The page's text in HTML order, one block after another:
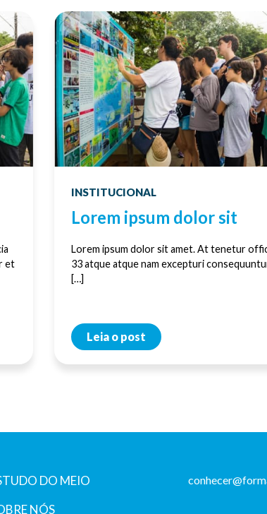
et
INSTITUCIONAL
Lorem ipsum dolor sit
Lorem ipsum dolor sit amet. At tenetur
33 atque atque nam excepturi
[…]
Leia o post
DO MEIO
NÓS